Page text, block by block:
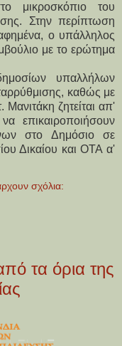
μικροσκόπιο του
Στην περίπτωση
ο υπάλληλος
με το ερώτημα
υπαλλήλων
καθώς με
ζητείται απ'
επικαιροποιήσουν
στο Δημόσιο σε
Δικαίου και ΟΤΑ α'
σχόλια:
τα όρια της